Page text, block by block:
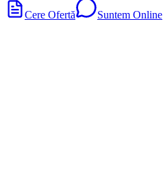
Cere Ofertă Suntem Online